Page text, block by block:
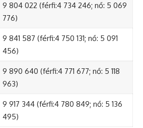
9 804 022 (férfi:4 734 246; nő: 5 069
776)
9 841 587 (férfi:4 750 131; nő: 5 091
456)
9 890 640 (férfi:4 771 677; nő: 5 118
963)
9 917 344 (férfi:4 780 849; nő: 5 136
495)